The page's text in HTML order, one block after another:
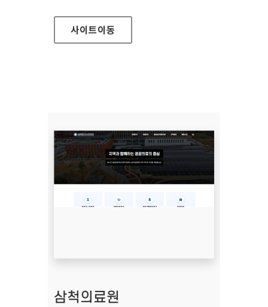
사이트이동
삼척의료원